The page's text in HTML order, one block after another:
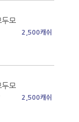
두모
2,500캐쉬
두모
2,500캐쉬